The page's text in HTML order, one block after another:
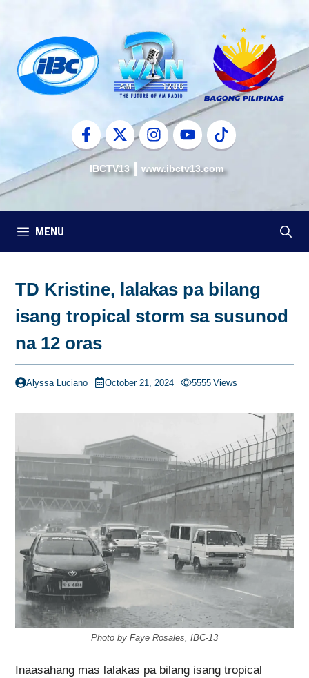
content
IBCTV13 www.ibctv13.com
MENU
TD Kristine, lalakas pa bilang
isang tropical storm sa susunod
na 12 oras
Alyssa Luciano October 21, 2024 5555 Views
Photo by Faye Rosales, IBC-13
Inaasahang mas lalakas pa bilang isang tropical